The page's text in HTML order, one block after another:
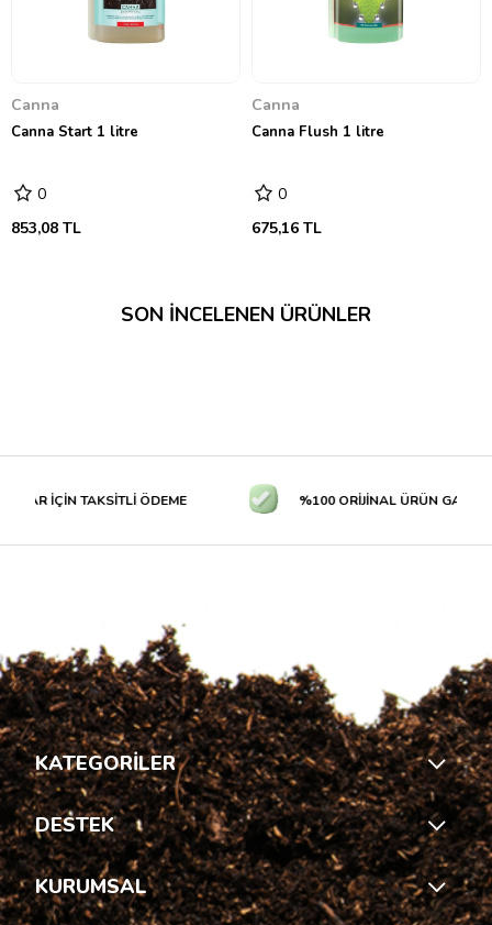
Canna
Canna Start 1 litre
0
853,08 TL
Canna
Canna Flush 1 litre
0
675,16 TL
SON İNCELENEN ÜRÜNLER
İÇİN TAKSİTLİ ÖDEME %100 ORİJİNAL ÜRÜN
KATEGORİLER
DESTEK
KURUMSAL